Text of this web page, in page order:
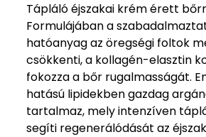
Tápláló éjszakai krém érett
Formulájában a
hatóanyag az öregségi foltok
csökkenti, a kollagén-elasztin
fokozza a bőr rugalmasságát.
hatású lipidekben gazdag
tartalmaz, mely intenzíven
segíti regenerálódását az